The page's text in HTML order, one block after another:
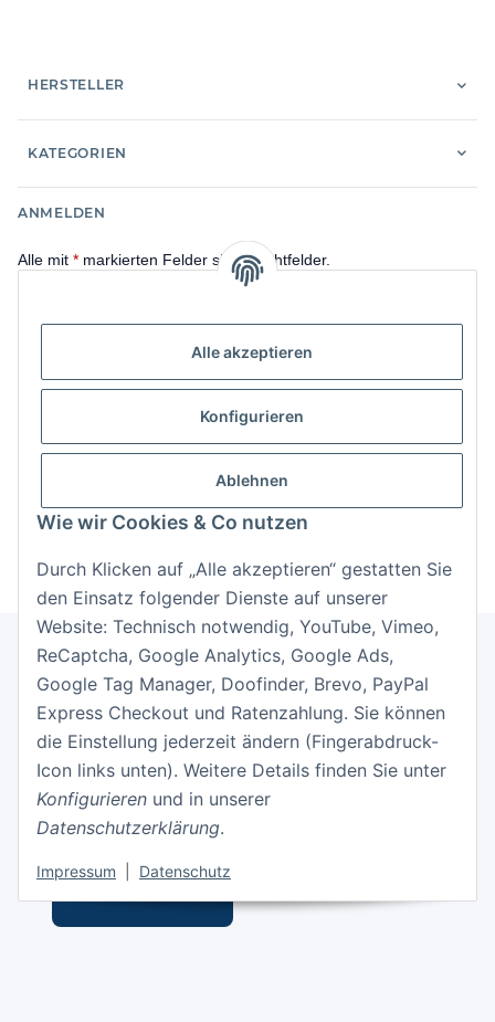
Alle akzeptieren
Konfigurieren
Ablehnen
Wie wir Cookies & Co nutzen
Durch Klicken auf „Alle akzeptieren“ gestatten Sie
den Einsatz folgender Dienste auf unserer
Website: Technisch notwendig, YouTube, Vimeo,
ReCaptcha, Google Analytics, Google Ads,
Google Tag Manager, Doofinder, Brevo, PayPal
Express Checkout und Ratenzahlung. Sie können
die Einstellung jederzeit ändern (Fingerabdruck-
Icon links unten). Weitere Details finden Sie unter
Konfigurieren und in unserer
Datenschutzerklärung.
Impressum Datenschutz
HERSTELLER
KATEGORIEN
ANMELDEN
Alle mit * markierten Felder sind Pflichtfelder.
Anmelden
Neu hier? Jetzt registrieren!
Informationen
Gesetzliche Informationen